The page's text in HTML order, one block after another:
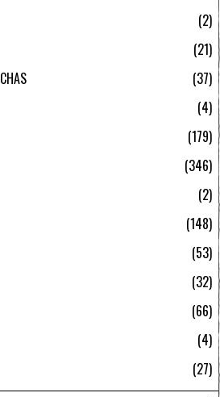
2
21
37
4
179
346
2
148
53
32
66
4
27